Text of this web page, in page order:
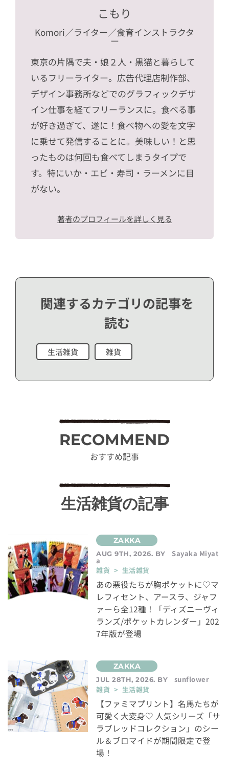
こもり
Komori／ライター／食育インストラクタ
ー
東京の片隅で夫・娘２人・黒猫と暮らして
いるフリーライター。広告代理店制作部、
デザイン事務所などでのグラフィックデザ
イン仕事を経てフリーランスに。食べる事
が好き過ぎて、遂に！食べ物への愛を文字
に乗せて発信することに。美味しい！と思
ったものは何回も食べてしまうタイプで
す。特にいか・エビ・寿司・ラーメンに目
がない。
著者のプロフィールを詳しく見る
関連するカテゴリの記事を
読む
生活雑貨 雑貨
RECOMMEND
おすすめ記事
生活雑貨の記事
AUG 9TH, 2026. BY Sayaka Miyat
a
雑貨 > 生活雑貨
あの悪役たちが胸ポケットに♡マ
レフィセント、アースラ、ジャフ
ァーら全12種！「ディズニーヴィ
ランズ/ポケットカレンダー」202
7年版が登場
JUL 28TH, 2026. BY
sunflower
雑貨 > 生活雑貨
【ファミマプリント】名馬たちが
可愛く大変身♡ 人気シリーズ「サ
ラブレッドコレクション」のシー
ル＆ブロマイドが期間限定で登
場！